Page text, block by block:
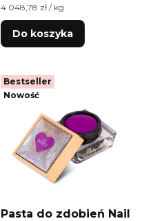
Cena jednostkowa netto
4 048,78 zł / kg
Do koszyka
Bestseller
Nowość
Pasta do zdobień Nail